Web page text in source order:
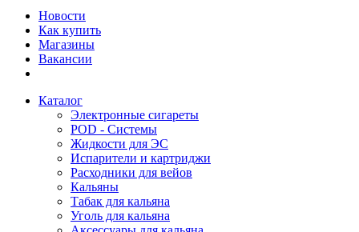
Новости
Как купить
Магазины
Вакансии
Каталог
Электронные сигареты
POD - Системы
Жидкости для ЭС
Испарители и картриджи
Расходники для вейов
Кальяны
Табак для кальяна
Уголь для кальяна